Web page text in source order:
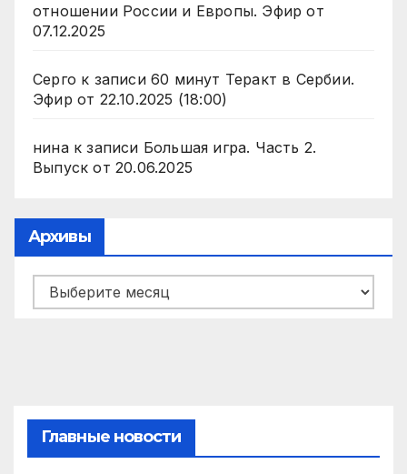
отношении России и Европы. Эфир от
07.12.2025
Серго к записи 60 минут Теракт в Сербии.
Эфир от 22.10.2025 (18:00)
нинак записи Большая игра. Часть 2.
Выпуск от 20.06.2025
Архивы
Архивы
Главные новости